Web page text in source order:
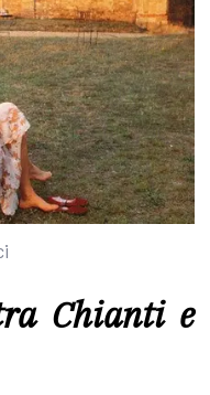
Chianti e